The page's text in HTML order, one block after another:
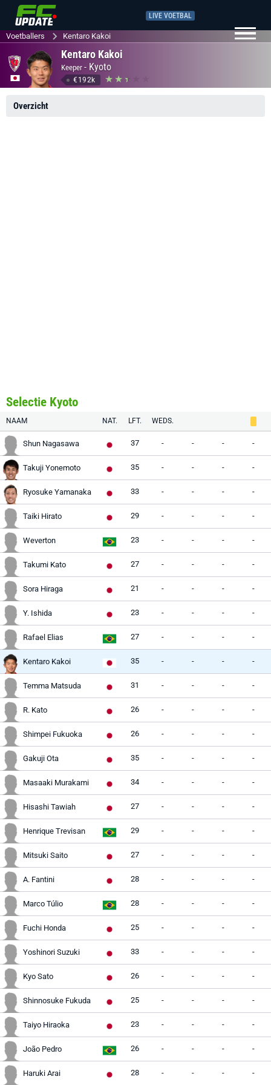
LIVE VOETBAL
Voetballers Kentaro Kakoi
Kentaro Kakoi
Keeper - Kyoto
€192k
Overzicht
Selectie Kyoto
NAAM NAT. LFT. WEDS.
Shun Nagasawa 37 - - - -
Takuji Yonemoto 35 - - - -
Ryosuke Yamanaka 33 - - - -
Taiki Hirato 29 - - - -
Weverton 23 - - - -
Takumi Kato 27 - - - -
Sora Hiraga 21 - - - -
Y. Ishida 23 - - - -
Rafael Elias 27 - - - -
Kentaro Kakoi 35 - - - -
Temma Matsuda 31 - - - -
R. Kato 26 - - - -
Shimpei Fukuoka 26 - - - -
Gakuji Ota 35 - - - -
Masaaki Murakami 34 - - - -
Hisashi Tawiah 27 - - - -
Henrique Trevisan 29 - - - -
Mitsuki Saito 27 - - - -
A. Fantini 28 - - - -
Marco Túlio 28 - - - -
Fuchi Honda 25 - - - -
Yoshinori Suzuki 33 - - - -
Kyo Sato 26 - - - -
Shinnosuke Fukuda 25 - - - -
Taiyo Hiraoka 23 - - - -
João Pedro 26 - - - -
Haruki Arai 28 - - - -